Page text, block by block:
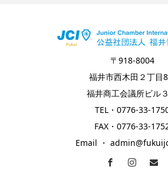
〒918-8004
福井市西木田２丁目
福井商工会議所ビル
TEL・0776-33-
FAX・0776-33-
Email ・